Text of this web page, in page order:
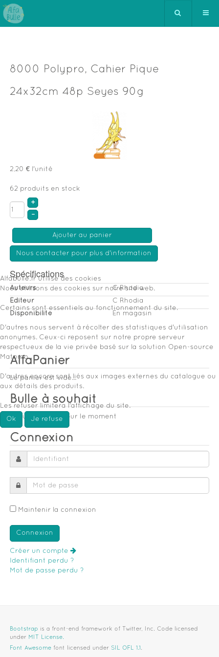
8000 Polypro, Cahier Pique
24x32cm 48p Seyes 90g
2,20 € l'unité
62 produits en stock
+
–
Ajouter au panier
Nous contacter pour plus d'information
Spécifications
Auteurs
C Rhodia
Éditeur
C Rhodia
Disponibilité
En magasin
AlfaPanier
Le panier est vide...
Bulle à souhait
Aucun souhait pour le moment
Connexion
Maintenir la connexion
Créer un compte
Identifiant perdu ?
Mot de passe perdu ?
Bootstrap is a front-end framework of Twitter, Inc. Code licensed
under
MIT License.
Font Awesome font licensed under SIL OFL 1.1 .
Alfabulle.fr utilise des cookies
Nous utilisons des cookies sur notre site web.
Certains sont essentiels au fonctionnement du site.
D'autres nous servent à récolter des statistiques d'utilisation
anonymes. Ceux-ci reposent sur notre propre serveur
respectueux de la vie privée basé sur la solution Open-source
Matomo.
D'autres encore sont liés aux images externes du catalogue ou
aux détails des produits.
Les refuser limitera l'affichage du site.
Ok Je refuse